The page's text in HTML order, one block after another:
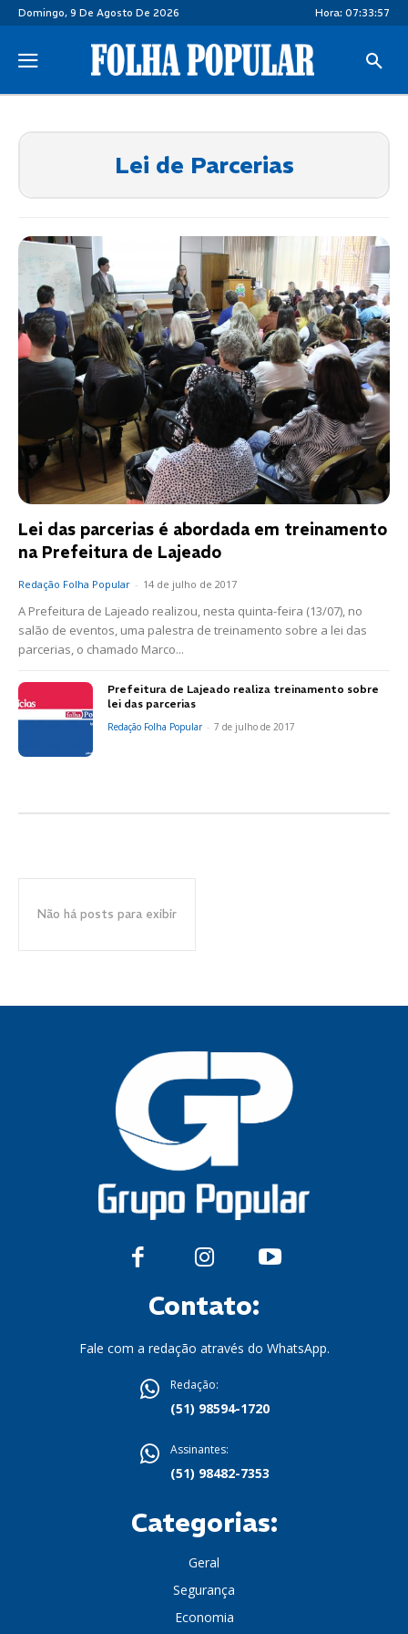
Domingo, 9 De Agosto De 2026 Hora: 07:33:58
Lei de Parcerias
Lei das parcerias é abordada em treinamento
na Prefeitura de Lajeado
Redação Folha Popular - 14 de julho de 2017
A Prefeitura de Lajeado realizou, nesta quinta-feira (13/07), no
salão de eventos, uma palestra de treinamento sobre a lei das
parcerias, o chamado Marco...
Prefeitura de Lajeado realiza treinamento sobre
lei das parcerias
Redação Folha Popular - 7 de julho de 2017
Não há posts para exibir
Contato:
Fale com a redação através do WhatsApp.
Redação:
(51) 98594-1720
Assinantes:
(51) 98482-7353
Categorias:
Geral
Segurança
Economia